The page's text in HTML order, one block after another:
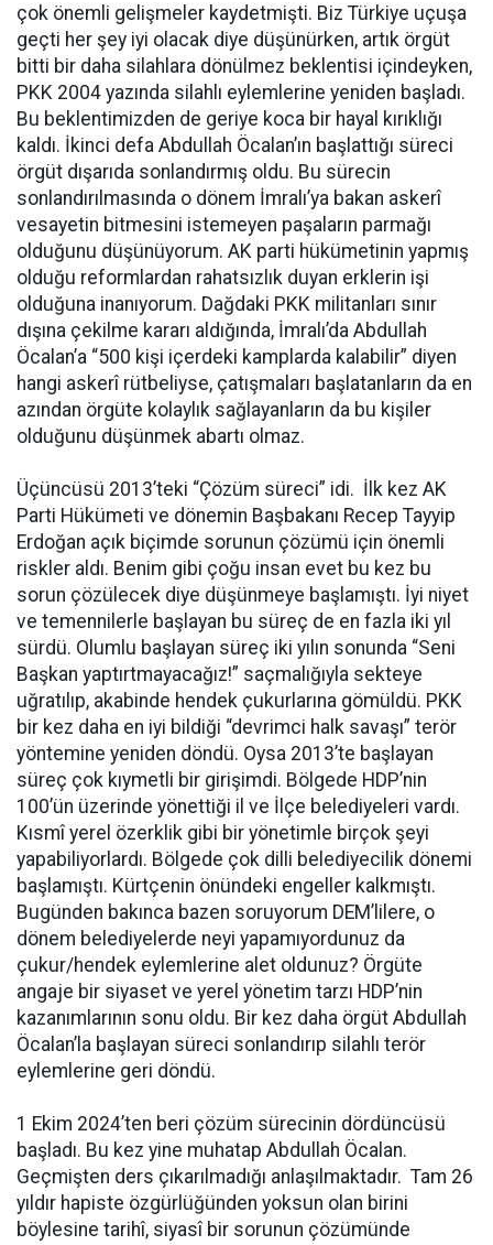
çok önemli gelişmeler kaydetmişti. Biz Türkiye uçuşa
geçti her şey iyi olacak diye düşünürken, artık örgüt
bitti bir daha silahlara dönülmez beklentisi içindeyken,
PKK 2004 yazında silahlı eylemlerine yeniden başladı.
Bu beklentimizden de geriye koca bir hayal kırıklığı
kaldı. İkinci defa Abdullah Öcalan’ın başlattığı süreci
örgüt dışarıda sonlandırmış oldu. Bu sürecin
sonlandırılmasında o dönem İmralı’ya bakan askerî
vesayetin bitmesini istemeyen paşaların parmağı
olduğunu düşünüyorum. AK parti hükümetinin yapmış
olduğu reformlardan rahatsızlık duyan erklerin işi
olduğuna inanıyorum. Dağdaki PKK militanları sınır
dışına çekilme kararı aldığında, İmralı’da Abdullah
Öcalan’a “500 kişi içerdeki kamplarda kalabilir” diyen
hangi askerî rütbeliyse, çatışmaları başlatanların da en
azından örgüte kolaylık sağlayanların da bu kişiler
olduğunu düşünmek abartı olmaz.
Üçüncüsü 2013’teki “Çözüm süreci” idi. İlk kez AK
Parti Hükümeti ve dönemin Başbakanı Recep Tayyip
Erdoğan açık biçimde sorunun çözümü için önemli
riskler aldı. Benim gibi çoğu insan evet bu kez bu
sorun çözülecek diye düşünmeye başlamıştı. İyi niyet
ve temennilerle başlayan bu süreç de en fazla iki yıl
sürdü. Olumlu başlayan süreç iki yılın sonunda “Seni
Başkan yaptırtmayacağız!” saçmalığıyla sekteye
uğratılıp, akabinde hendek çukurlarına gömüldü. PKK
bir kez daha en iyi bildiği “devrimci halk savaşı” terör
yöntemine yeniden döndü. Oysa 2013’te başlayan
süreç çok kıymetli bir girişimdi. Bölgede HDP’nin
100’ün üzerinde yönettiği il ve İlçe belediyeleri vardı.
Kısmî yerel özerklik gibi bir yönetimle birçok şeyi
yapabiliyorlardı. Bölgede çok dilli belediyecilik dönemi
başlamıştı. Kürtçenin önündeki engeller kalkmıştı.
Bugünden bakınca bazen soruyorum DEM’lilere, o
dönem belediyelerde neyi yapamıyordunuz da
çukur/hendek eylemlerine alet oldunuz? Örgüte
angaje bir siyaset ve yerel yönetim tarzı HDP’nin
kazanımlarının sonu oldu. Bir kez daha örgüt Abdullah
Öcalan’la başlayan süreci sonlandırıp silahlı terör
eylemlerine geri döndü.
1 Ekim 2024’ten beri çözüm sürecinin dördüncüsü
başladı. Bu kez yine muhatap Abdullah Öcalan.
Geçmişten ders çıkarılmadığı anlaşılmaktadır. Tam 26
yıldır hapiste özgürlüğünden yoksun olan birini
böylesine tarihî, siyasî bir sorunun çözümünde